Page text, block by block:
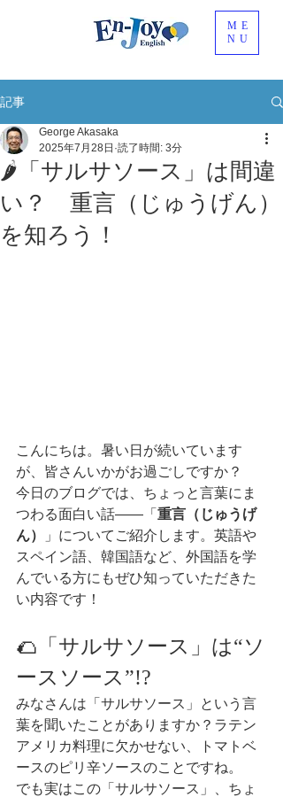
ME
NU
記事
🌶「サルサソース」は間違
い？ 重言（じゅうげん）
を知ろう！
George Akasaka
2025年7月28日 読了時間: 3分
こんにちは。暑い日が続いています
が、皆さんいかがお過ごしですか？
今日のブログでは、ちょっと言葉にま
つわる面白い話――「 重言（じゅうげ
ん）
」についてご紹介します。英語や
スペイン語、韓国語など、外国語を学
んでいる方にもぜひ知っていただきた
い内容です！
🌮「サルサソース」は“ソ
ースソース”!?
みなさんは「サルサソース」という言
葉を聞いたことがありますか？ラテン
アメリカ料理に欠かせない、トマトベ
ースのピリ辛ソースのことですね。
でも実はこの「サルサソース」、ちょ